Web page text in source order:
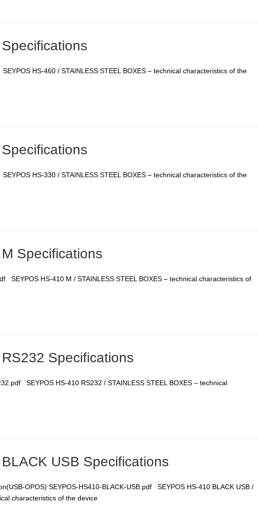
HS-460 / STAINLESS STEEL BOXES – technical characteristics of the
HS-330 / STAINLESS STEEL BOXES – technical characteristics of the
Specifications
SEYPOS HS-410 M / STAINLESS STEEL BOXES – technical characteristics of
Specifications
SEYPOS HS-410 RS232 / STAINLESS STEEL BOXES – technical
USB Specifications
OPOS) SEYPOS-HS410-BLACK-USB.pdf SEYPOS HS-410 BLACK USB /
characteristics of the device